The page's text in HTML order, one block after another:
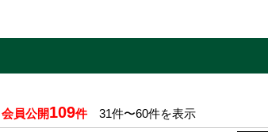
ガーデン船橋 大楠の杜
お預かりしている物件
自由設計・建築設計
会員公開109件31件〜60件を表示